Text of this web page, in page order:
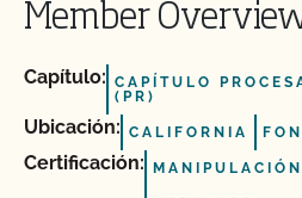
Member
Capítulo: CAPÍTULO
(PR)
Ubicación: CALIFORNIA
Certificación: